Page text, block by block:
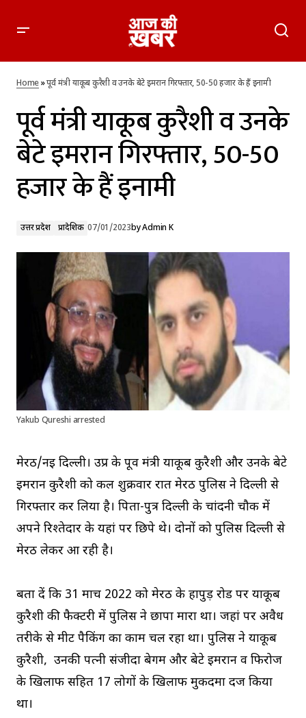
इनामी
Home»पूर्व मंत्री याकूब कुरैशी व उनके बेटे इमरान गिरफ्तार, 50-50 हजार के हैं इनामी
पूर्व मंत्री याकूब कुरैशी व उनके
बेटे इमरान गिरफ्तार, 50-50
हजार के हैं इनामी
उत्तर प्रदेश प्रादेशिक 07/01/2023byAdmin K
Yakub Qureshi arrested
मेरठ/नई दिल्ली। उप्र के पूर्व मंत्री याकूब कुरैशी और उनके बेटे
इमरान कुरैशी को कल शुक्रवार रात मेरठ पुलिस ने दिल्ली से
गिरफ्तार कर लिया है। पिता-पुत्र दिल्ली के चांदनी चौक में
अपने रिश्तेदार के यहां पर छिपे थे। दोनों को पुलिस दिल्ली से
मेरठ लेकर आ रही है।
बता दें कि 31 मार्च 2022 को मेरठ के हापुड़ रोड पर याकूब
कुरैशी की फैक्टरी में पुलिस ने छापा मारा था। जहां पर अवैध
तरीके से मीट पैकिंग का काम चल रहा था। पुलिस ने याकूब
कुरैशी, उनकी पत्नी संजीदा बेगम और बेटे इमरान व फिरोज
के खिलाफ सहित 17 लोगों के खिलाफ मुकदमा दर्ज किया
था।